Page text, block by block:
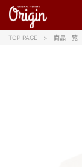
TOP PAGE 商品一覧